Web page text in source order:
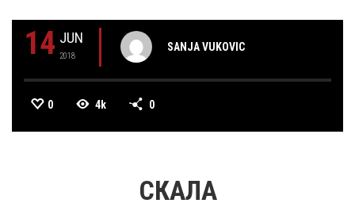
14 JUN
2018
SANJA VUKOVIC
0 4k 0
СКАЛА